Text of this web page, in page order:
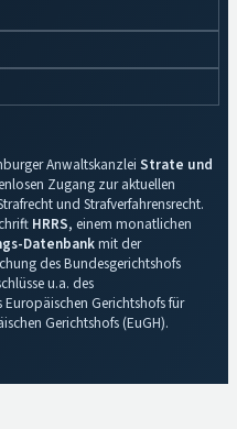
Anwaltskanzlei Strate und
Zugang zur aktuellen
und Strafverfahrensrecht.
HRRS, einem monatlichen
Datenbankmit der
des Bundesgerichtshofs
u.a. des
Europäischen Gerichtshofs für
Gerichtshofs (EuGH).